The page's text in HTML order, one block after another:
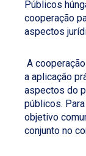
Públicos
cooperação
aspectos
A
a aplicação
aspectos do
públicos.
objetivo
conjunto no